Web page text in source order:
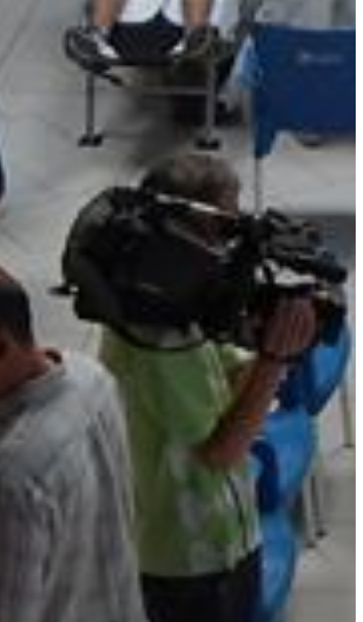
KÖLTSÉGVETÉSI
RENDELETEK
AZ
ÉPÜLŐ
VÁROS
FEJLESZTÉSEK
KÖRNYEZETVÉDELEM
TELEPÜLÉSRENDEZÉS